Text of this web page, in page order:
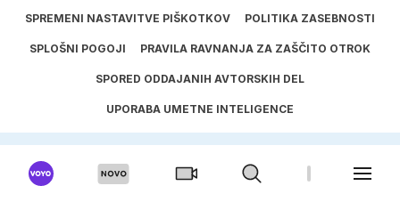
SPREMENI NASTAVITVE PIŠKOTKOV POLITIKA ZASEBNOSTI
SPLOŠNI POGOJI PRAVILA RAVNANJA ZA ZAŠČITO OTROK
SPORED ODDAJANIH AVTORSKIH DEL
UPORABA UMETNE INTELIGENCE
1581‑3711
© 2025